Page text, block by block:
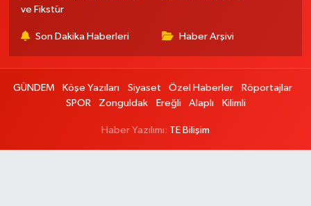
ve Fikstür
Son Dakika Haberleri Haber Arşivi
GÜNDEM Köşe Yazıları Siyaset Özel Haberler
Röportajlar
SPOR
Zonguldak Ereğli Alaplı Kilimli
Haber Yazılımı: TE Bilişim